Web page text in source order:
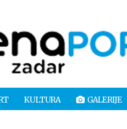
KULTURA GALERIJE